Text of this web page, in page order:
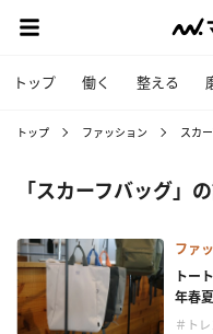
トップ 働く 整える
トップ ファッション スカ
「スカーフバッグ」
ファ
トー
年春
＃ト